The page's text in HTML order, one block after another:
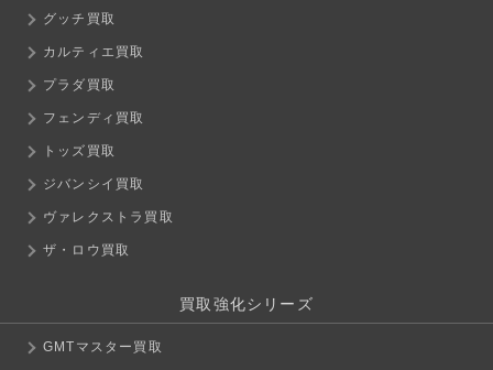
グッチ買取
カルティエ買取
プラダ買取
フェンディ買取
トッズ買取
ジバンシイ買取
ヴァレクストラ買取
ザ・ロウ買取
買取強化シリーズ
GMTマスター買取